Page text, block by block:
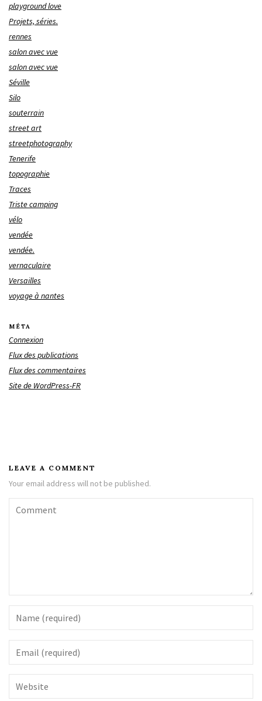
playground love
Projets, séries.
rennes
salon avec vue
salon avec vue
Séville
Silo
souterrain
street art
streetphotography
Tenerife
topographie
Traces
Triste camping
vélo
vendée
vendée.
vernaculaire
Versailles
voyage à nantes
MÉTA
Connexion
Flux des publications
Flux des commentaires
Site de WordPress-FR
LEAVE A COMMENT
Your email address will not be published.